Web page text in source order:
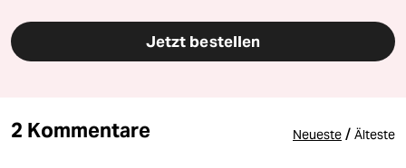
Jetzt bestellen
2 Kommentare Neueste / Älteste